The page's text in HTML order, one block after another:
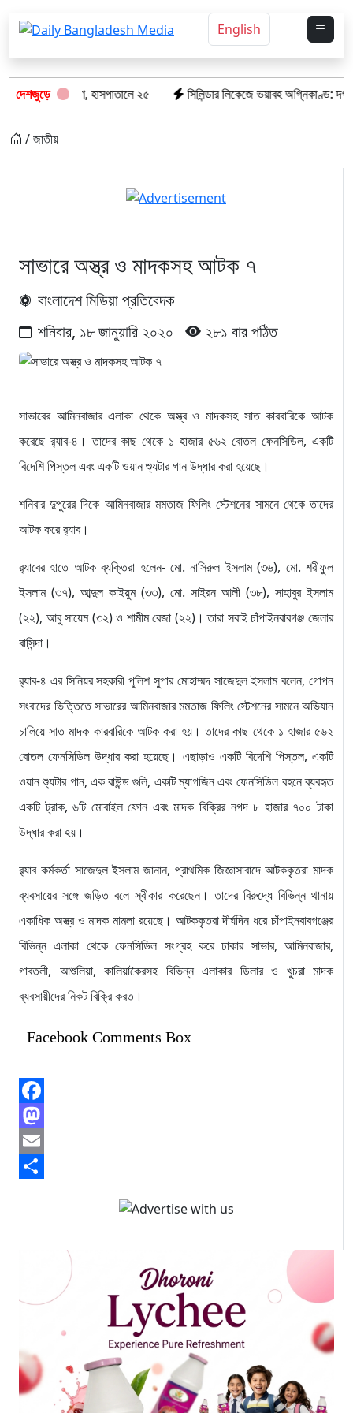
English
দেশজুড়ে
তাজা প্রাণ, হাসপাতালে ২৫ সিলিন্ডার লিকেজে ভয়াবহ অগ্নিকাণ্ড: দগ্ধ ৩
/ জাতীয়
সাভারে অস্ত্র ও মাদকসহ আটক ৭
বাংলাদেশ মিডিয়া প্রতিবেদক
শনিবার, ১৮ জানুয়ারি ২০২০
২৮১ বার পঠিত
সাভারের আমিনবাজার এলাকা থেকে অস্ত্র ও মাদকসহ সাত কারবারিকে আটক
করেছে র‌্যাব-৪। তাদের কাছ থেকে ১ হাজার ৫৬২ বোতল ফেনসিডিল, একটি
বিদেশি পিস্তল এবং একটি ওয়ান শ্যুটার গান উদ্ধার করা হয়েছে।
শনিবার দুপুরের দিকে আমিনবাজার মমতাজ ফিলিং স্টেশনের সামনে থেকে তাদের
আটক করে র‌্যাব।
র‌্যাবের হাতে আটক ব্যক্তিরা হলেন- মো. নাসিরুল ইসলাম (৩৬), মো. শরীফুল
ইসলাম (৩৭), আব্দুল কাইয়ুম (৩৩), মো. সাইরন আলী (৩৮), সাহাবুর ইসলাম
(২২), আবু সায়েম (৩২) ও শামীম রেজা (২২)। তারা সবাই চাঁপাইনবাবগঞ্জ জেলার
বাসিন্দা।
র‌্যাব-৪ এর সিনিয়র সহকারী পুলিশ সুপার মোহাম্মদ সাজেদুল ইসলাম বলেন, গোপন
সংবাদের ভিত্তিতে সাভারের আমিনবাজার মমতাজ ফিলিং স্টেশনের সামনে অভিযান
চালিয়ে সাত মাদক কারবারিকে আটক করা হয়। তাদের কাছ থেকে ১ হাজার ৫৬২
বোতল ফেনসিডিল উদ্ধার করা হয়েছে। এছাড়াও একটি বিদেশি পিস্তল, একটি
ওয়ান শ্যুটার গান, এক রাউন্ড গুলি, একটি ম্যাগজিন এবং ফেনসিডিল বহনে ব্যবহৃত
একটি ট্রাক, ৬টি মোবাইল ফোন এবং মাদক বিক্রির নগদ ৮ হাজার ৭০০ টাকা
উদ্ধার করা হয়।
র‌্যাব কর্মকর্তা সাজেদুল ইসলাম জানান, প্রাথমিক জিজ্ঞাসাবাদে আটককৃতরা মাদক
ব্যবসায়ের সঙ্গে জড়িত বলে স্বীকার করেছেন। তাদের বিরুদ্ধে বিভিন্ন থানায়
একাধিক অস্ত্র ও মাদক মামলা রয়েছে। আটককৃতরা দীর্ঘদিন ধরে চাঁপাইনবাবগঞ্জের
বিভিন্ন এলাকা থেকে ফেনসিডিল সংগ্রহ করে ঢাকার সাভার, আমিনবাজার,
গাবতলী, আশুলিয়া, কালিয়াকৈরসহ বিভিন্ন এলাকার ডিলার ও খুচরা মাদক
ব্যবসায়ীদের নিকট বিক্রি করত।
Facebook Comments Box
Facebook
Mastodon
Email